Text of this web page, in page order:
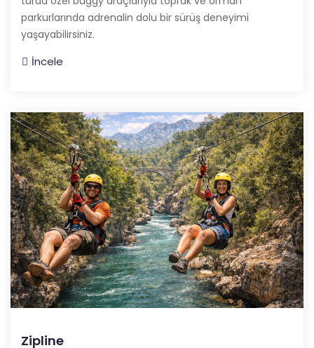
parkurlarında adrenalin dolu bir sürüş deneyimi
yaşayabilirsiniz.
İncele
Zipline